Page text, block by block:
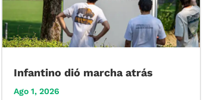
Infantino dió marcha atrás
Ago 1, 2026